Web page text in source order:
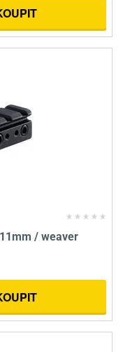
/ weaver